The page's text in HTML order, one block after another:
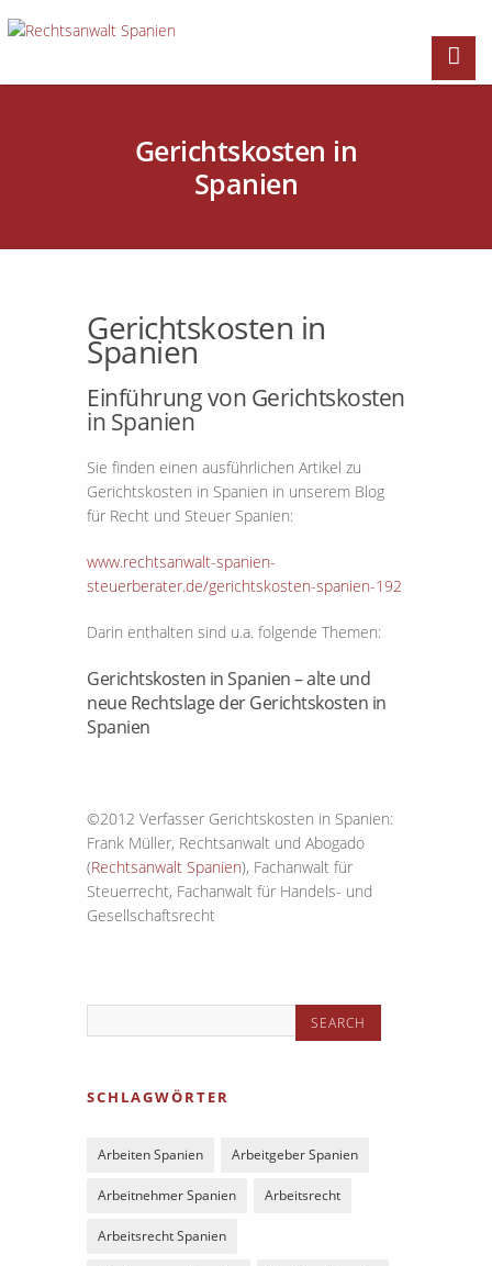
Gerichtskosten in
Spanien
Gerichtskosten in
Spanien
Einführung von Gerichtskosten
in Spanien
Sie finden einen ausführlichen Artikel zu
Gerichtskosten in Spanien in unserem Blog
für Recht und Steuer Spanien:
www.rechtsanwalt-spanien-
steuerberater.de/gerichtskosten-spanien-192
Darin enthalten sind u.a. folgende Themen:
Gerichtskosten in Spanien – alte und
neue Rechtslage der Gerichtskosten in
Spanien
©2012 Verfasser Gerichtskosten in Spanien:
Frank Müller, Rechtsanwalt und Abogado
(Rechtsanwalt Spanien), Fachanwalt für
Steuerrecht, Fachanwalt für Handels- und
Gesellschaftsrecht
SCHLAGWÖRTER
Arbeiten Spanien Arbeitgeber Spanien
Arbeitnehmer Spanien Arbeitsrecht
Arbeitsrecht Spanien